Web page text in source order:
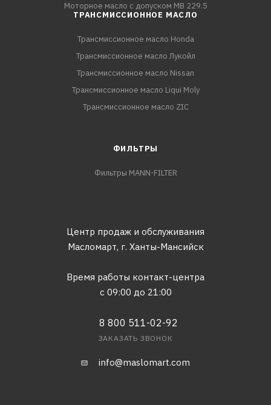
Моторное масло с допуском MB 229.5
ТРАНСМИССИОННОЕ МАСЛО
Трансмиссионное масло Honda
Трансмиссионное масло Лукойл
Трансмиссионное масло Nissan
Трансмиссионное масло Liqui Moly
Трансмиссионное масло ZIC
ФИЛЬТРЫ
Фильтры MANN-FILTER
Центр продаж и обслуживания
Масломарт, г. Ханты-Мансийск
Время работы контакт-центра
с 09:00 до 21:00
8 800 511-02-92
ЗАКАЗАТЬ ЗВОНОК
info@maslomart.com